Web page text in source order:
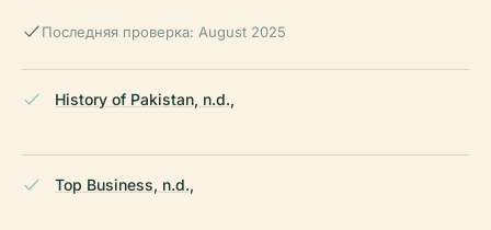
Последняя проверка: August 2025
History of Pakistan, n.d.,
Top Business, n.d.,